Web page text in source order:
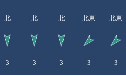
北 北 北 北東 北東
3 3 3 3 3